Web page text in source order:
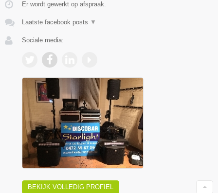
Er wordt gewerkt op afspraak.
Laatste facebook posts ▼
Sociale media:
BEKIJK VOLLEDIG PROFIEL